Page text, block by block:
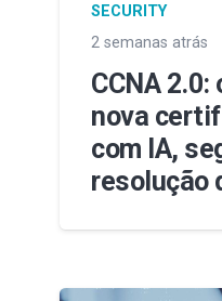
SECURITY
2 semanas atrás
CCNA 2.0:
nova
com IA,
resolução